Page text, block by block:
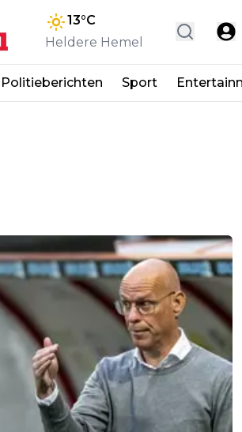
13°C
Heldere Hemel
Politieberichten Sport